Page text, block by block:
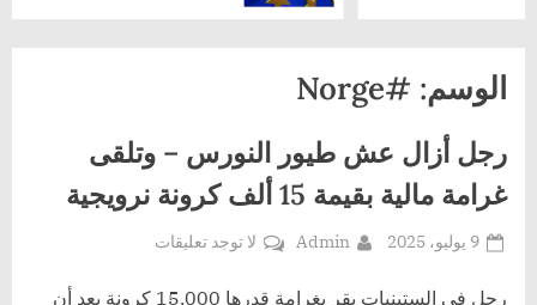
الوسم: #Norge
رجل أزال عش طيور النورس – وتلقى
غرامة مالية بقيمة 15 ألف كرونة نرويجية
Posted
9 يوليو، 2025 By
Admin لا توجد تعليقاتعلى
أزال
رجل في الستينيات يقر بغرامة قدرها 15,000 كرونة بعد أن